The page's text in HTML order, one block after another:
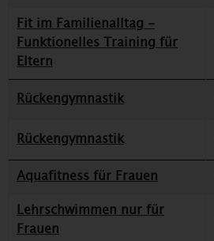
Fit im Familienalltag -
Funktionelles Training für
Eltern
Rückengymnastik
Rückengymnastik
Aquafitness für Frauen
Lehrschwimmen nur für
Frauen